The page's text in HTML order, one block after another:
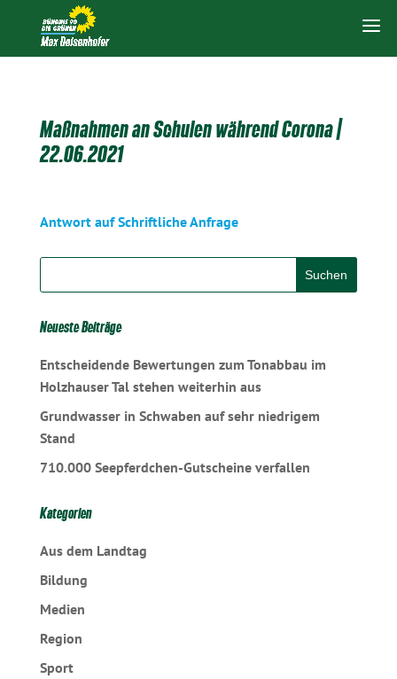
Maßnahmen an Schulen während Corona |
22.06.2021
Antwort auf Schriftliche Anfrage
Neueste Beiträge
Entscheidende Bewertungen zum Tonabbau im
Holzhauser Tal stehen weiterhin aus
Grundwasser in Schwaben auf sehr niedrigem
Stand
710.000 Seepferdchen-Gutscheine verfallen
Kategorien
Aus dem Landtag
Bildung
Medien
Region
Sport